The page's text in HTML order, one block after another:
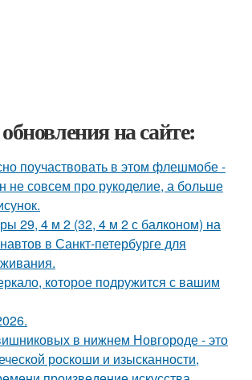
на сайте:
поучаствовать в этом флешмобе -
не совсем про рукоделие, а больше
29, 4 м 2 (32, 4 м 2 с балконом) на
в Санкт-петербурге для
которое подружится с вашим
в нижнем Новгороде - это
роскоши и изысканности,